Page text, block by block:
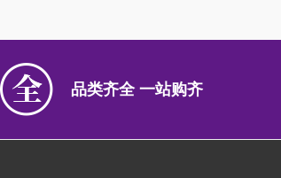
品类齐全 一站购齐